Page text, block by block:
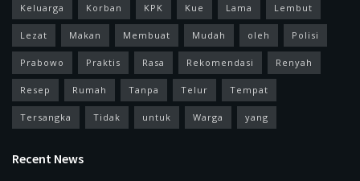
Keluarga Korban KPK Kue Lama Lembut
Lezat Makan Membuat Mudah oleh Polisi
Prabowo Praktis Rasa Rekomendasi Renyah
Resep Rumah Tanpa Telur Tempat
Tersangka Tidak untuk Warga yang
Recent News